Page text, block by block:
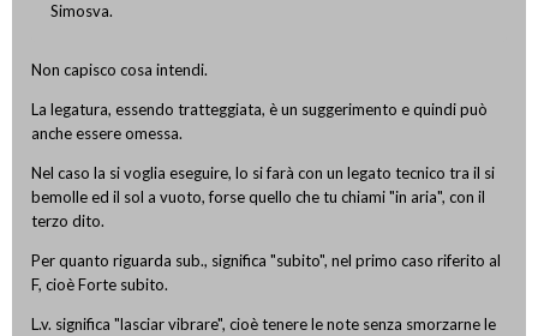
Simosva.
Non capisco cosa intendi.
La legatura, essendo tratteggiata, è un suggerimento e quindi può
anche essere omessa.
Nel caso la si voglia eseguire, lo si farà con un legato tecnico tra il si
bemolle ed il sol a vuoto, forse quello che tu chiami "in aria", con il
terzo dito.
Per quanto riguarda sub., significa "subito", nel primo caso riferito al
F, cioè Forte subito.
L.v. significa "lasciar vibrare", cioè tenere le note senza smorzarne le